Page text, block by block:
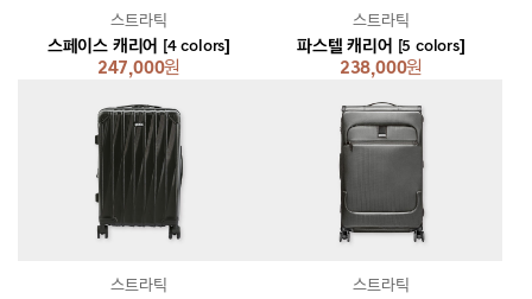
스페이스 캐리어 [4 colors]
247,000원
스트라틱
파스텔 캐리어 [5 colors]
238,000원
스트라틱
스트라틱 스트라틱